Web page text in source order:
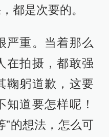
都是次要的。
严重。当着那么
在拍摄，都敢强
鞠躬道歉，这要
道要怎样呢！
”的想法，怎么可